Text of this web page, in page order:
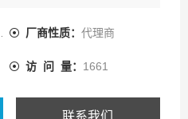
，它的显示可
械式定位
bar.PSI或
厂商性质： 代理商
访 问 量： 1661
联系我们